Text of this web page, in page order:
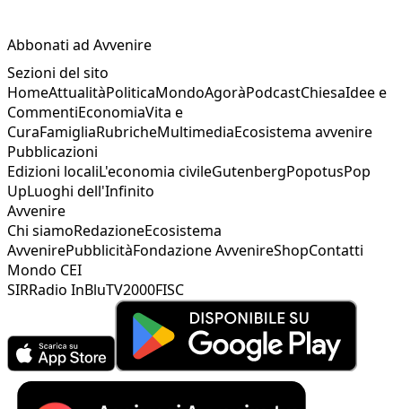
Abbonati ad Avvenire
Sezioni del sito
HomeAttualitàPoliticaMondoAgoràPodcastChiesaIdee e
CommentiEconomiaVita e
CuraFamigliaRubricheMultimediaEcosistema avvenire
Pubblicazioni
Edizioni localiL'economia civileGutenbergPopotusPop
UpLuoghi dell'Infinito
Avvenire
Chi siamoRedazioneEcosistema
AvvenirePubblicitàFondazione AvvenireShopContatti
Mondo CEI
SIRRadio InBluTV2000FISC